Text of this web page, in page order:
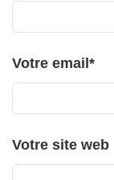
Votre email *
Votre site web